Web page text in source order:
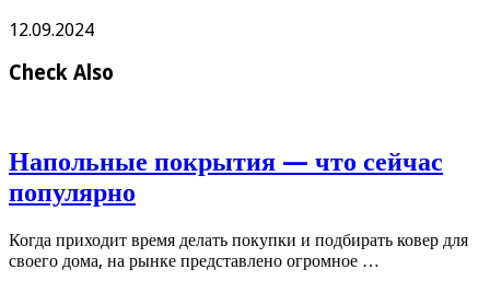
12.09.2024
Check Also
Напольные покрытия — что сейчас
популярно
Когда приходит время делать покупки и подбирать ковер для
своего дома, на рынке представлено огромное …